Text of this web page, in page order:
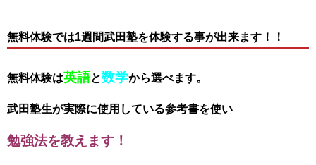
無料体験では1週間武田塾を体験する事が出来ます！！
無料体験は英語と数学から選べます。
武田塾生が実際に使用している参考書を使い
勉強法を教えます！